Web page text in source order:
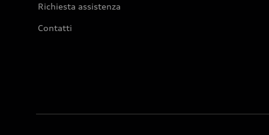
Richiesta assistenza
Contatti